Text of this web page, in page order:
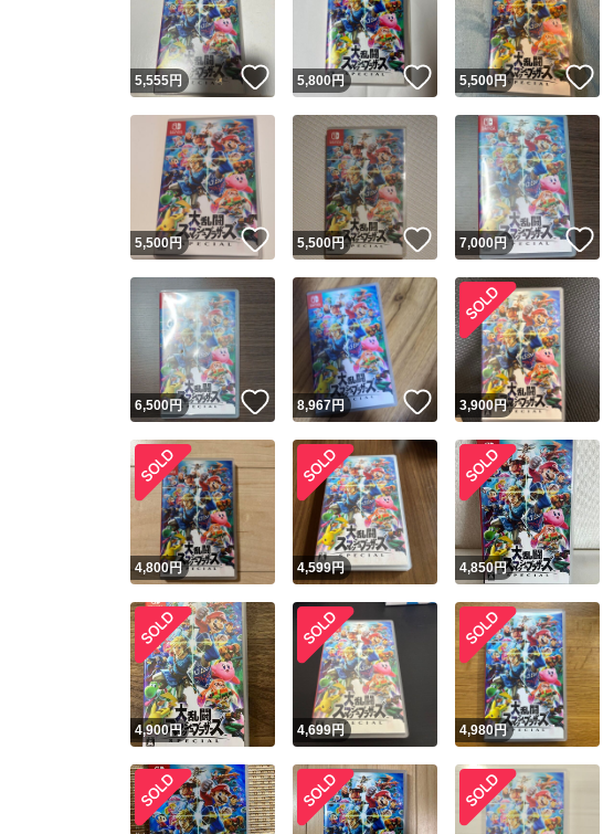
5,555円 いいね！
5,800円 いいね！
5,500円
5,500円 いいね！
5,500円 いいね！
7,000円
6,500円 いいね！
8,967円 いいね！
3,900円
4,800円 4,599円 4,850円
4,900円 4,699円 4,980円